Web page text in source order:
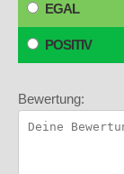
EGAL
POSITIV
Bewertung: